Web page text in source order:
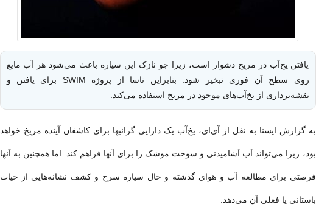
یافتن یخ‌آب در مریخ دشوار است، زیرا جو نازک این سیاره باعث می‌شود هر آب مایع
روی سطح آن فوری تبخیر شود. بنابراین ناسا از پروژه SWIM برای یافتن و
نقشه‌برداری از یخ‌آب‌های موجود در مریخ استفاده می‌کند.
به گزارش ایسنا به نقل از آی‌ای، یخ‌آب یک دارایی گرانبها برای کاشفان آینده مریخ خواهد
بود، زیرا می‌تواند آب آشامیدنی و سوخت موشک را برای آنها فراهم کند. اما همچنین به آنها
فرصتی برای مطالعه آب و هوای گذشته و حال سیاره سرخ و کشف نشانه‌هایی از حیات
باستانی یا فعلی آن می‌دهد.